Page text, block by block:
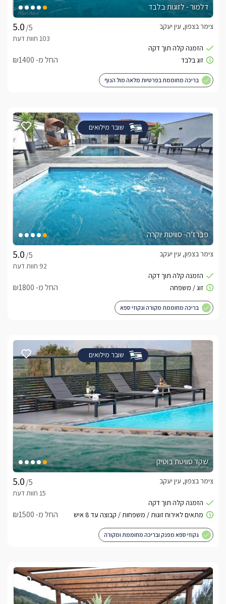
דלמור - לזוגות בלבד
/5
צימר בצפון, עין יעקב
החל מ- ₪1400
בריכה מחוממת בפרטיות מלאה מול הנוף
שובר מילואים
פברז’ה- סוויטת יוקרה
/5
צימר בצפון, עין יעקב
החל מ- ₪1800
בריכה מחוממת מקורה וגקוזי ספא
שובר מילואים
שקד סוויטת בוטיק
/5
צימר בצפון, עין יעקב
החל מ- ₪1500
גקוזי ספא מפנק ובריכה מחוממת ומקורה